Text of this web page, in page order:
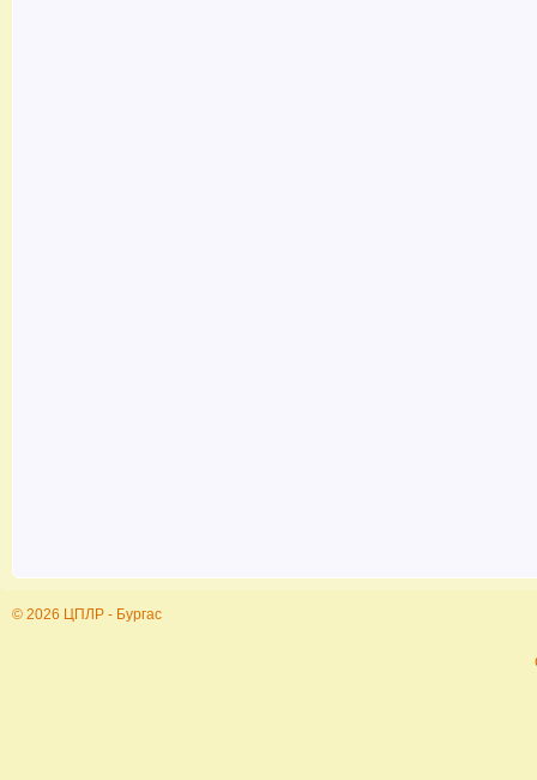
© 2026 ЦПЛР - Бургас